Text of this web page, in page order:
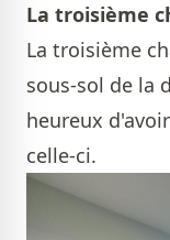
La troisième
La troisième
sous-sol de la
heureux
celle-ci.